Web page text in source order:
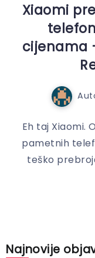
Xiaomi
cijenama
Eh taj Xiaomi.
pametnih
teško
Najnovije